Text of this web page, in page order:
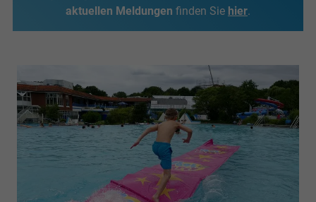
aktuellen Meldungen finden Sie hier.